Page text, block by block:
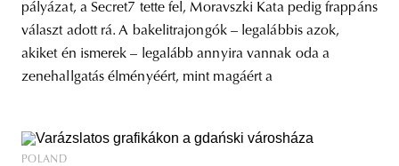
pályázat, a Secret7 tette fel, Moravszki Kata pedig frappáns
választ adott rá. A bakelitrajongók – legalábbis azok,
akiket én ismerek – legalább annyira vannak oda a
zenehallgatás élményéért, mint magáért a
POLAND